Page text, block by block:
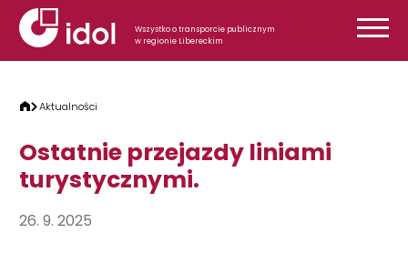
Przejdź do treści
Wszystko o transporcie publicznym
w regionie Libereckim
Aktualności
Ostatnie przejazdy liniami
turystycznymi.
26. 9. 2025